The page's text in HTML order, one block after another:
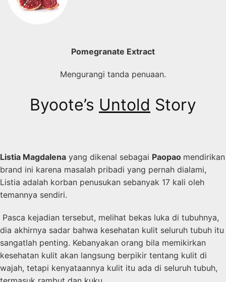
Pomegranate Extract
Mengurangi tanda penuaan.
Byoote’s Untold Story
Listia Magdalena yang dikenal sebagai Paopao mendirikan
brand ini karena masalah pribadi yang pernah dialami,
Listia adalah korban penusukan sebanyak 17 kali oleh
temannya sendiri.
Pasca kejadian tersebut, melihat bekas luka di tubuhnya,
dia akhirnya sadar bahwa kesehatan kulit seluruh tubuh itu
sangatlah penting. Kebanyakan orang bila memikirkan
kesehatan kulit akan langsung berpikir tentang kulit di
wajah, tetapi kenyataannya kulit itu ada di seluruh tubuh,